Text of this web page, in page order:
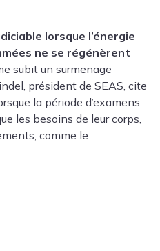
lorsque l’énergie
ne se régénèrent
subit un surmenage
président de SEAS, cite
la période d’examens
les besoins de leur corps,
comme le